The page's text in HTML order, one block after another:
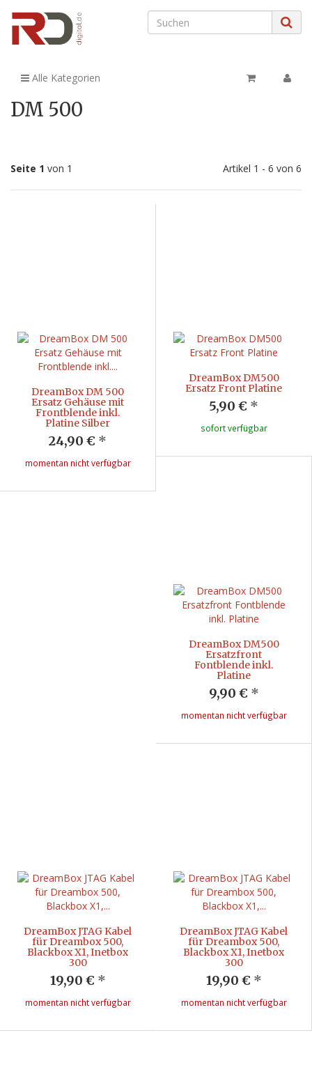
Alle Kategorien
DM 500
Seite 1 von 1 Artikel 1 - 6 von 6
DreamBox DM 500
Ersatz Gehäuse mit
Frontblende inkl.
Platine Silber
24,90 € *
momentan nicht verfügbar
DreamBox DM500
Ersatz Front Platine
5,90 € *
sofort verfügbar
DreamBox DM500
Ersatzfront
Fontblende inkl.
Platine
9,90 € *
momentan nicht verfügbar
DreamBox JTAG Kabel
für Dreambox 500,
Blackbox X1, Inetbox
300
19,90 € *
momentan nicht verfügbar
DreamBox JTAG Kabel
für Dreambox 500,
Blackbox X1, Inetbox
300
19,90 € *
momentan nicht verfügbar